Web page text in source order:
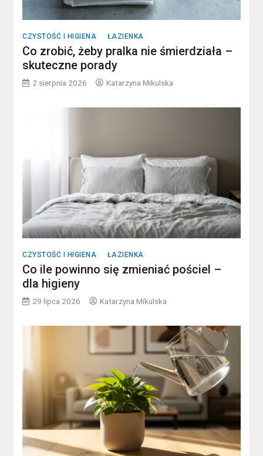
CZYSTOŚĆ I HIGIENA ŁAZIENKA
Co zrobić, żeby pralka nie śmierdziała –
skuteczne porady
2 sierpnia 2026 Katarzyna Mikulska
CZYSTOŚĆ I HIGIENA ŁAZIENKA
Co ile powinno się zmieniać pościel –
dla higieny
29 lipca 2026 Katarzyna Mikulska